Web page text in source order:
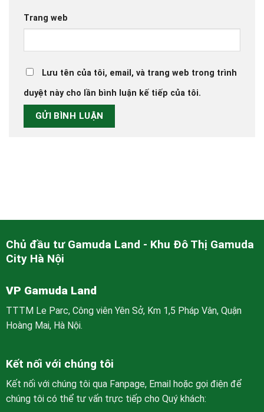
Trang web
Lưu tên của tôi, email, và trang web trong trình
duyệt này cho lần bình luận kế tiếp của tôi.
Chủ đầu tư Gamuda Land - Khu Đô Thị Gamuda
City Hà Nội
VP Gamuda Land
TTTM Le Parc, Công viên Yên Sở, Km 1,5 Pháp Vân, Quận
Hoàng Mai, Hà Nội.
Kết nối với chúng tôi
Kết nối với chúng tôi qua Fanpage, Email hoặc gọi điện để
chúng tôi có thể tư vấn trực tiếp cho Quý khách: